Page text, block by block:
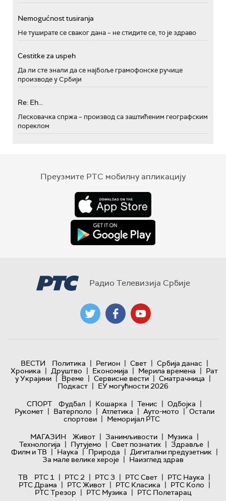
Nemogućnost tusiranja
Не туширате се сваког дана – не стидите се, то је здраво
Cestitke za uspeh
Да ли сте знали да се најбоље грамофонске ручице
производе у Србији
Re: Eh...
Лесковачка спржа – производ са заштићеним географским
пореклом
Преузмите РТС мобилну апликацију
Радио Телевизија Србије
ВЕСТИ Политика | Регион | Свет | Србија данас |
Хроника | Друштво | Економија | Мерила времена | Рат
у Украјини | Време | Сервисне вести | Сматрачница |
Подкаст | ЕУ могућности 2026
СПОРТ
Фудбал | Кошарка | Тенис | Одбојка |
Рукомет | Ватерполо | Атлетика | Ауто-мото | Остали
спортови | Меморијал РТС
МАГАЗИН
Живот | Занимљивости | Музика |
Технологијa | Путујемо | Свет познатих | Здравље |
Филм и ТВ | Наука | Природа | Дигитални предузетник |
За мале велике хероје | Наизглед здрав
ТВ
РТС 1 | РТС 2 | РТС 3 | РТС Свет | РТС Наука |
РТС Драма | РТС Живот | РТС Класика | РТС Коло |
РТС Трезор | РТС Музика | РТС Полетарац